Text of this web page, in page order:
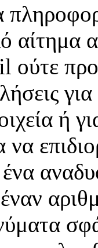
αίτημα
ούτε
ή
να
ένα